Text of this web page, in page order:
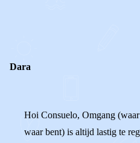
Dara
Hoi Consuelo, Omgang
waar bent) is altijd lastig te